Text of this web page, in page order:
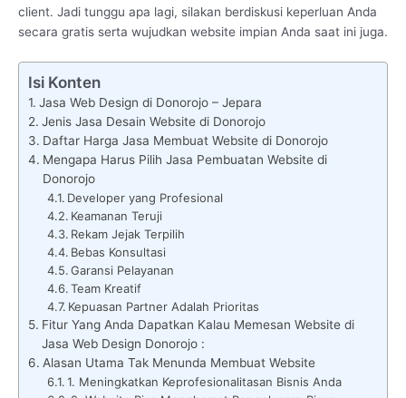
client. Jadi tunggu apa lagi, silakan berdiskusi keperluan Anda
secara gratis serta wujudkan website impian Anda saat ini juga.
Isi Konten
Jasa Web Design di Donorojo – Jepara
Jenis Jasa Desain Website di Donorojo
Daftar Harga Jasa Membuat Website di Donorojo
Mengapa Harus Pilih Jasa Pembuatan Website di
Donorojo
Developer yang Profesional
Keamanan Teruji
Rekam Jejak Terpilih
Bebas Konsultasi
Garansi Pelayanan
Team Kreatif
Kepuasan Partner Adalah Prioritas
Fitur Yang Anda Dapatkan Kalau Memesan Website di
Jasa Web Design Donorojo :
Alasan Utama Tak Menunda Membuat Website
1. Meningkatkan Keprofesionalitasan Bisnis Anda